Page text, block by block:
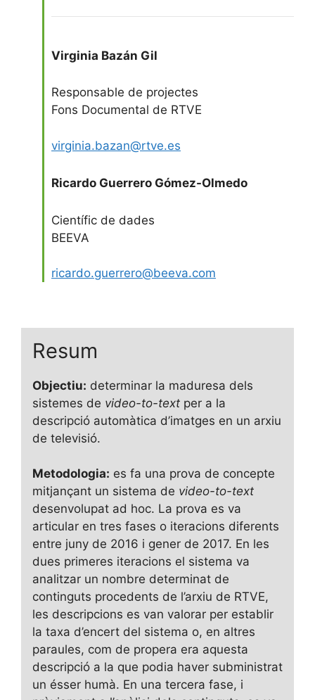
Virginia Bazán Gil
Responsable de projectes
Fons Documental de RTVE
virginia.bazan@rtve.es
Ricardo Guerrero Gómez-Olmedo
Científic de dades
BEEVA
ricardo.guerrero@beeva.com
Resum
Objectiu: determinar la maduresa dels
sistemes de video-to-textper a la
descripció automàtica d’imatges en un arxiu
de televisió.
Metodologia: es fa una prova de concepte
mitjançant un sistema de video-to-text
desenvolupat ad hoc. La prova es va
articular en tres fases o iteracions diferents
entre juny de 2016 i gener de 2017. En les
dues primeres iteracions el sistema va
analitzar un nombre determinat de
continguts procedents de l’arxiu de RTVE,
les descripcions es van valorar per establir
la taxa d’encert del sistema o, en altres
paraules, com de propera era aquesta
descripció a la que podia haver subministrat
un ésser humà. En una tercera fase, i